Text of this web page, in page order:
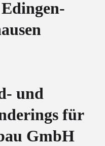
und
für
GmbH